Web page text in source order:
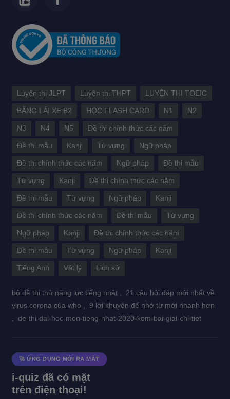
Luyện thi JLPT Luyện thi THPT LUYỆN THI TOEIC
BẰNG LÁI XE B2 HỌC FLASH CARD N1 N2
N3 N4 N5 Đề thi chính thức các năm
Đề thi mẫu Kanji Từ vựng Ngữ pháp
Đề thi chính thức các năm Ngữ pháp Đề thi mẫu
Từ vựng Kanji Đề thi chính thức các năm
Đề thi mẫu Từ vựng Ngữ pháp Kanji
Đề thi chính thức các năm Đề thi mẫu Từ vựng
Ngữ pháp Kanji Đề thi chính thức các năm
Đề thi mẫu Từ vựng Ngữ pháp Kanji
Tiếng Anh Vật lý Lịch sử
bộ đề thi thử năng lực tiếng nhật ,
21 câu hỏi đáp mới nhất về
virus corona của who ,
9 lời khuyên để nhớ từ mới nhanh hơn
, de-thi-dai-hoc-mon-tieng-nhat-2020-kem-bai-giai-chi-tiet
🚀 ỨNG DỤNG MỚI RA MẮT
i-quiz đã có mặt
trên điện thoại!